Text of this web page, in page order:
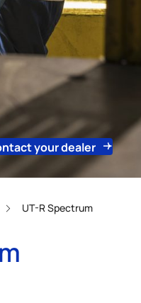
your dealer
UT-R Spectrum